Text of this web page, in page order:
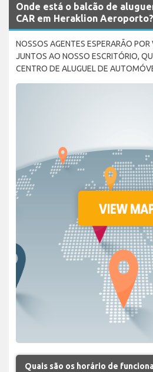
Onde está o balcão de
CAR em Heraklion Aeroporto?
NOSSOS AGENTES ESPERARÃO
JUNTOS AO NOSSO ESCRITÓRIO,
CENTRO DE ALUGUEL DE
Quais são os horário de